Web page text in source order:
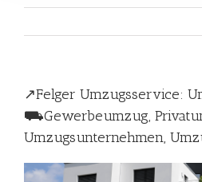
↗️Felger Umzugsservice:
⛟Gewerbeumzug,
Umzugsunternehmen,